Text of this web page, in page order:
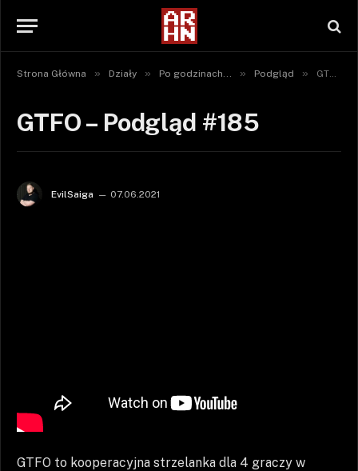
Strona Główna » Działy » Po godzinach... » Podgląd » GTFO – Podgląd #185
GTFO – Podgląd #185
EvilSaiga 07.06.2021
GTFO to kooperacyjna strzelanka dla 4 graczy w